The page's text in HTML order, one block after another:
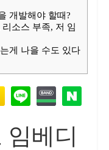
개발해야 할때?
소스 부족, 저 임
게 나을 수도 있다
베디